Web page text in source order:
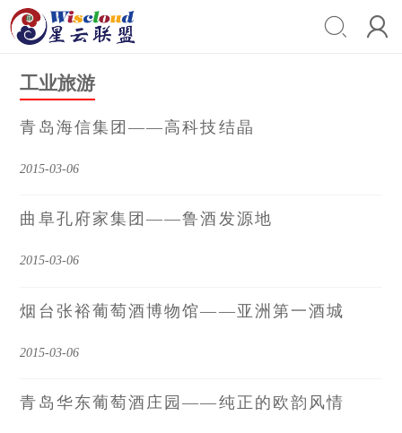
 
工业旅游
青岛海信集团——高科技结晶
2015-03-06
曲阜孔府家集团——鲁酒发源地
2015-03-06
烟台张裕葡萄酒博物馆——亚洲第一酒城
2015-03-06
青岛华东葡萄酒庄园——纯正的欧韵风情